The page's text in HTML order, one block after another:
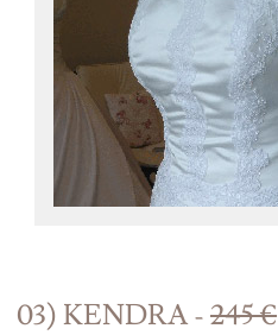
03) KENDRA -245 €